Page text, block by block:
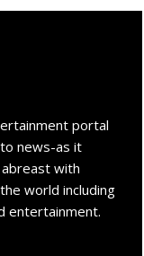
portal
news-as it
with
world including
entertainment.